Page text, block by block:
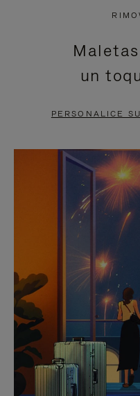
PAUSADO,
PULSE
PARA
ESTÁ
PULSE
un
PERSONALICE